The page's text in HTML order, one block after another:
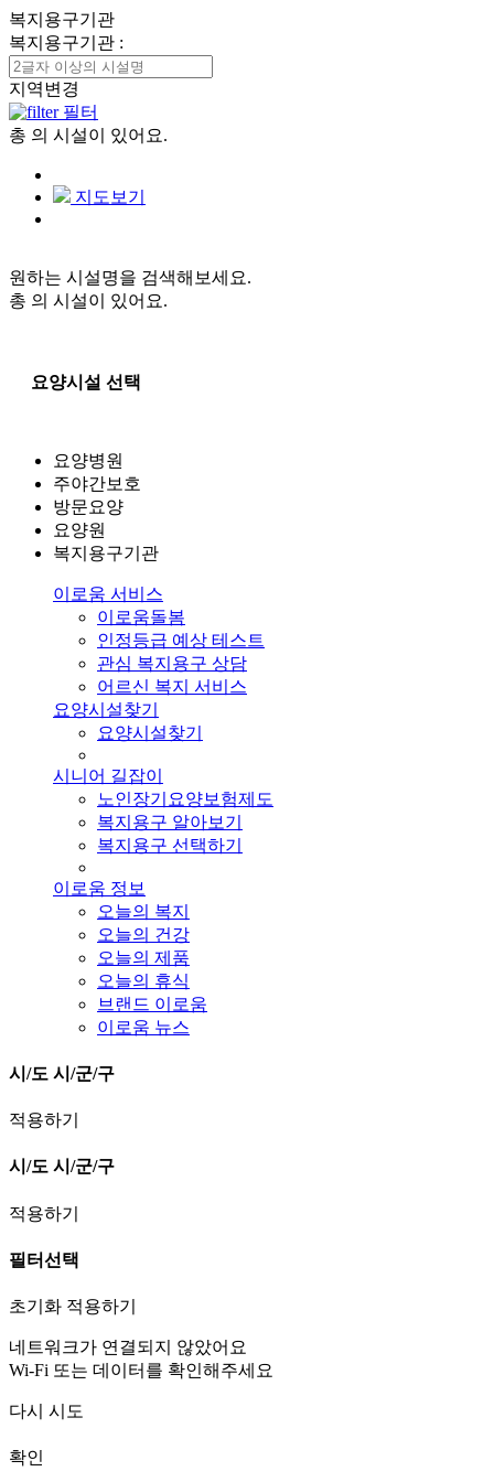
복지용구기관
복지용구기관 :
지역변경
필터
총 의 시설이 있어요.
지도보기
원하는 시설명을 검색해보세요.
총 의 시설이 있어요.
요양시설 선택
요양병원
주야간보호
방문요양
요양원
복지용구기관
이로움 서비스
이로움돌봄
인정등급 예상 테스트
관심 복지용구 상담
어르신 복지 서비스
요양시설찾기
요양시설찾기
시니어 길잡이
노인장기요양보험제도
복지용구 알아보기
복지용구 선택하기
이로움 정보
오늘의 복지
오늘의 건강
오늘의 제품
오늘의 휴식
브랜드 이로움
이로움 뉴스
시/도 시/군/구
적용하기
시/도 시/군/구
적용하기
필터선택
초기화 적용하기
네트워크가 연결되지 않았어요
Wi-Fi 또는 데이터를 확인해주세요
다시 시도
확인